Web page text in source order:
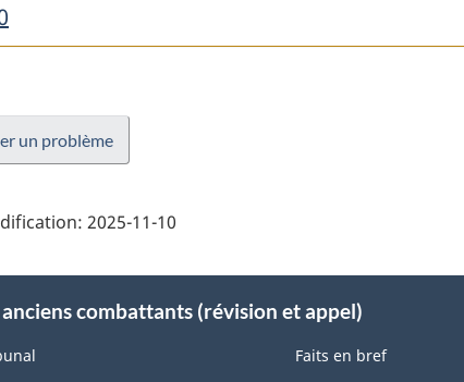
un problème
2025-11-10
combattants (révision et appel)
Faits en bref